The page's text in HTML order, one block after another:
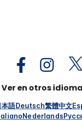
Ver en otros
本語Deutsch繁體中文
Nederlands